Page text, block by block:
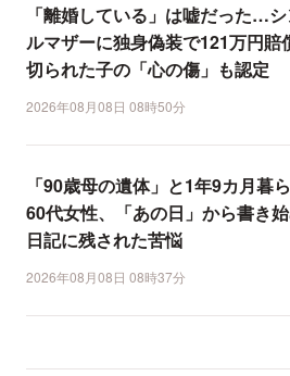
「離婚している」は嘘だった…
ルマザーに独身偽装で121万円賠
切られた子の「心の傷」も認定
2026年08月08日 08時50分
「90歳母の遺体」と1年9カ月暮
60代女性、「あの日」から書き
日記に残された苦悩
2026年08月08日 08時37分